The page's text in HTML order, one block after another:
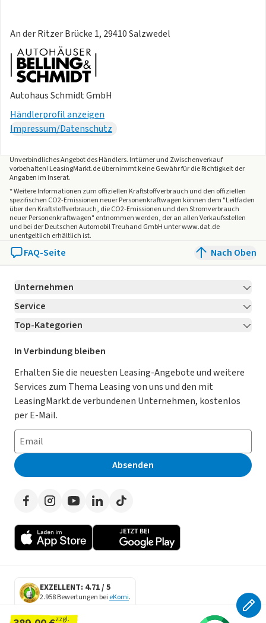
zzgl.
An der Ritzer Brücke 1, 29410 Salzwedel
Autohaus Schmidt GmbH
Händlerprofil anzeigen
Impressum/Datenschutz
Unverbindliches Angebot desHändlers. Irrtümer und Zwischenverkauf
vorbehalten! LeasingMarkt.de übernimmt keine Gewähr für die Richtigkeit der
Angaben im Inserat.
* Weitere Informationen zum offiziellen Kraftstoffverbrauch und den offiziellen
spezifischen CO2-Emissionen neuer Personenkraftwagen können dem "Leitfaden
über den Kraftstoffverbrauch, die CO2-Emissionen und den Stromverbrauch
neuer Personenkraftwagen" entnommen werden, der an allen Verkaufsstellen
und bei der Deutschen Automobil Treuhand GmbH unter www.dat.de
unentgeltlich erhältlich ist.
FAQ-Seite Nach Oben
Unternehmen
Über LeasingMarkt.de
Karriere Jetzt bewerben!
Für Händler
Kooperation mit AutoScout24
AGB
Datenschutz
Impressum
Erklärung zur Barrierefreiheit
Presse
Service
Kontakt
Ratgeber
Magazin
Datenschutz-Einstellungen
So funktioniert’s
Häufig gestellte Fragen
Leasing-Lexikon
Auto-Tests
Werben auf LeasingMarkt.de
Top-Kategorien
Leasing Deals
Gebrauchtwagen Leasing
Leasing ohne Anzahlung
E-Auto Leasing
Privatleasing
Leasing-Vergleiche
Herstellerverzeichnis
Händlerverzeichnis
In Verbindung bleiben
Erhalten Sie die neuesten Leasing-Angebote und weitere
Services zum Thema Leasing von uns und den mit
LeasingMarkt.de verbundenen Unternehmen, kostenlos
per E-Mail.
Absenden
EXZELLENT: 4.71 / 5
2.958 Bewertungen bei eKomi.
SECURE DATA